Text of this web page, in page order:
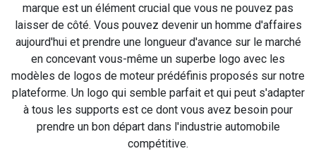
marque est un élément crucial que vous ne pouvez pas
laisser de côté. Vous pouvez devenir un homme d'affaires
aujourd'hui et prendre une longueur d'avance sur le marché
en concevant vous-même un superbe logo avec les
modèles de logos de moteur prédéfinis proposés sur notre
plateforme. Un logo qui semble parfait et qui peut s'adapter
à tous les supports est ce dont vous avez besoin pour
prendre un bon départ dans l'industrie automobile
compétitive.